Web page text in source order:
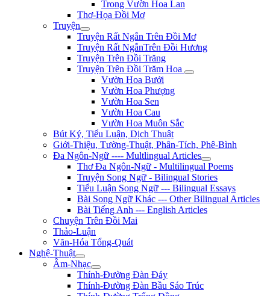
Trong Vườn Hoa Lan
Thơ-Họa Đồi Mơ
Truyện
Truyện Rất Ngắn Trên Đồi Mơ
Truyện Rất NgắnTrên Đồi Hương
Truyện Trên Đồi Trăng
Truyện Trên Đồi Trăm Hoa
Vườn Hoa Bưởi
Vườn Hoa Phượng
Vườn Hoa Sen
Vườn Hoa Cau
Vườn Hoa Muôn Sắc
Bút Ký, Tiểu Luận, Dịch Thuật
Giới-Thiệu, Tường-Thuật, Phân-Tích, Phê-Bình
Đa Ngôn-Ngữ ---- Multlingual Articles
Thơ Đa Ngôn-Ngữ - Multilingual Poems
Truyện Song Ngữ - Bilingual Stories
Tiểu Luận Song Ngữ --- Bilingual Essays
Bài Song Ngữ Khác --- Other Bilingual Articles
Bài Tiếng Anh --- English Articles
Chuyện Trên Đồi Mai
Thảo-Luận
Văn-Hóa Tổng-Quát
Nghệ-Thuật
Âm-Nhạc
Thính-Đường Đàn Đáy
Thính-Đường Đàn Bầu Sáo Trúc